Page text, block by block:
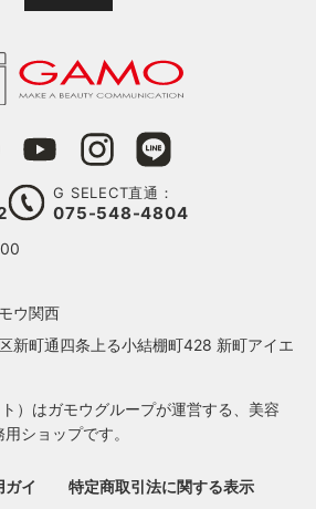
G SELECT直通：
075-548-4804
ウ関西
新町通四条上る小結棚町428 新町アイエ
）はガモウグループが運営する、美容
ショップです。
ガイ
特定商取引法に関する表示